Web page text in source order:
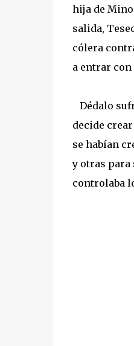
hija de
salida,
cólera
a entrar con
Dédalo
decide
se habían
y otras para
controlaba